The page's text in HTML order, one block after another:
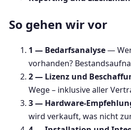
So gehen wir vor
1 — Bedarfsanalyse—
vorhanden?
2 — Lizenz und
Wege – inklusive aller
3 — Hardware-
wird verkauft, was nicht